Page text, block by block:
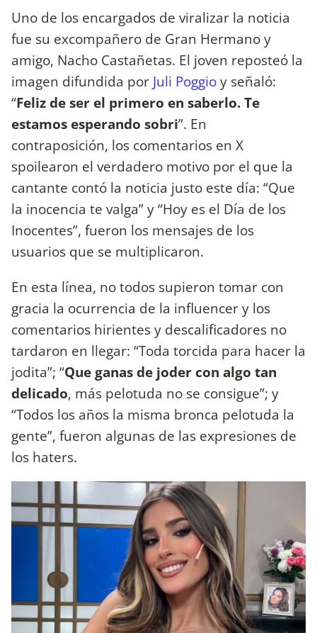
Uno de los encargados de viralizar la noticia
fue su excompañero de Gran Hermano y
amigo, Nacho Castañetas. El joven reposteó la
imagen difundida por Juli Poggioy señaló:
“Feliz de ser el primero en saberlo. Te
estamos esperando sobri”. En
contraposición, los comentarios en X
spoilearon el verdadero motivo por el que la
cantante contó la noticia justo este día: “Que
la inocencia te valga” y “Hoy es el Día de los
Inocentes”, fueron los mensajes de los
usuarios que se multiplicaron.
En esta línea, no todos supieron tomar con
gracia la ocurrencia de la influencer y los
comentarios hirientes y descalificadores no
tardaron en llegar: “Toda torcida para hacer la
jodita”; “Que ganas de joder con algo tan
delicado, más pelotuda no se consigue”; y
“Todos los años la misma bronca pelotuda la
gente”, fueron algunas de las expresiones de
los haters.